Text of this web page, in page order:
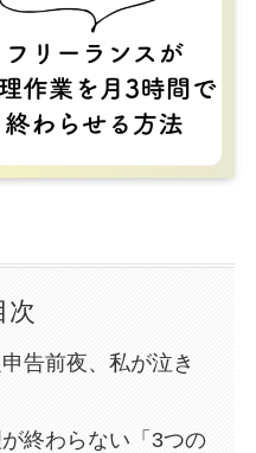
次
告前夜、私が泣き
終わらない「3つの